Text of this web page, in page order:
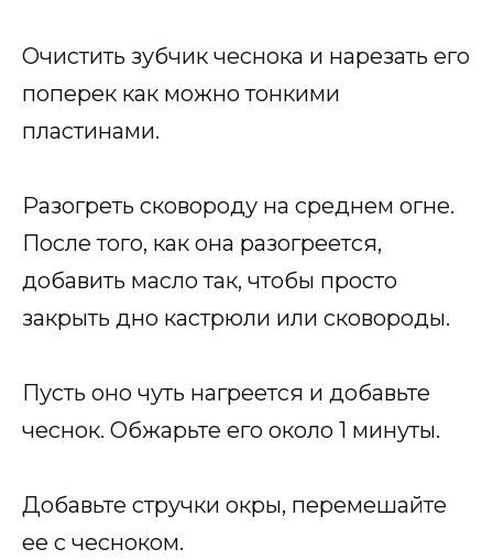
Очистить зубчик чеснока и нарезать его
поперек как можно тонкими
пластинами.
Разогреть сковороду на среднем огне.
После того, как она разогреется,
добавить масло так, чтобы просто
закрыть дно кастрюли или сковороды.
Пусть оно чуть нагреется и добавьте
чеснок. Обжарьте его около 1 минуты.
Добавьте стручки окры, перемешайте
ее с чесноком.